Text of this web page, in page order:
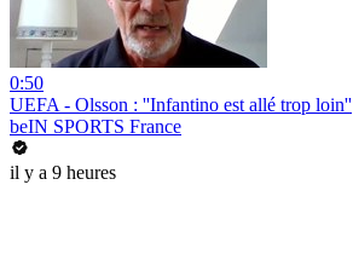
0:50
UEFA - Olsson : ''Infantino est allé trop loin''
beIN SPORTS France
il y a 9 heures